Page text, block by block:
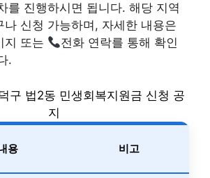
를 진행하시면 됩니다. 해당 지역
나 신청 가능하며, 자세한 내용은
지 또는
전화 연락를 통해 확인
.
구 법2동 민생회복지원금 신청 공
지
용 비고